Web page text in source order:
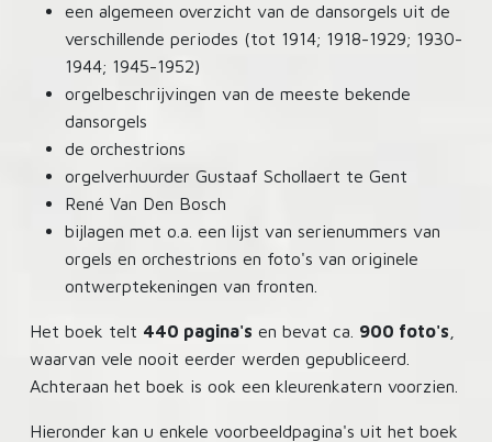
een algemeen overzicht van de dansorgels uit de
verschillende periodes (tot 1914; 1918-1929; 1930-
1944; 1945-1952)
orgelbeschrijvingen van de meeste bekende
dansorgels
de orchestrions
orgelverhuurder Gustaaf Schollaert te Gent
René Van Den Bosch
bijlagen met o.a. een lijst van serienummers van
orgels en orchestrions en foto's van originele
ontwerptekeningen van fronten.
Het boek telt 440 pagina's en bevat ca. 900 foto's
waarvan vele nooit eerder werden gepubliceerd.
Achteraan het boek is ook een kleurenkatern voorzien.
Hieronder kan u enkele voorbeeldpagina's uit het boek